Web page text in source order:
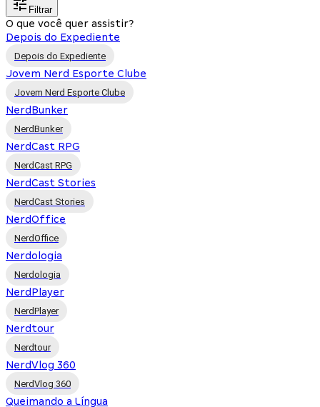
Filtrar
O que você quer assistir?
Depois do Expediente
Depois do Expediente
Jovem Nerd Esporte Clube
Jovem Nerd Esporte Clube
NerdBunker
NerdBunker
NerdCast RPG
NerdCast RPG
NerdCast Stories
NerdCast Stories
NerdOffice
NerdOffice
Nerdologia
Nerdologia
NerdPlayer
NerdPlayer
Nerdtour
Nerdtour
NerdVlog 360
NerdVlog 360
Queimando a Língua